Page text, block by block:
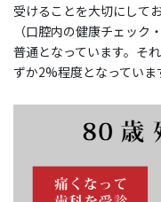
受けることを大切にして
（口腔内の健康チェッ
普通となっています。そ
ずか2%程度となっていま